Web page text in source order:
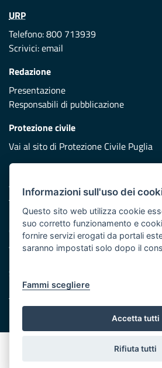
URP
Telefono: 800 713939
Scrivici:email
Redazione
Presentazione
Responsabili di pubblicazione
Protezione civile
Vai al sito di Protezione Civile Puglia
Iniziativa finanziata con risorse del
Asse XI
Note legali
Cookie e privacy
Atti di notifica
Servizi Intranet
© Regione Puglia
Informazioni sull'uso dei
Questo sito web utilizza cookie
suo corretto funzionamento e
fornire servizi erogati da portali
saranno impostati solo dopo il
Fammi scegliere
Accetta tutti
Rifiuta tutti